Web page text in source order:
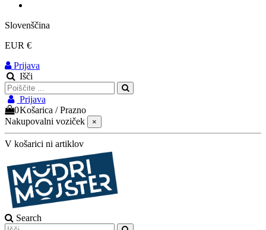
Slovenščina
EUR €
Prijava
Išči
Prijava
0Košarica /Prazno
Nakupovalni voziček
×
V košarici ni artiklov
Search